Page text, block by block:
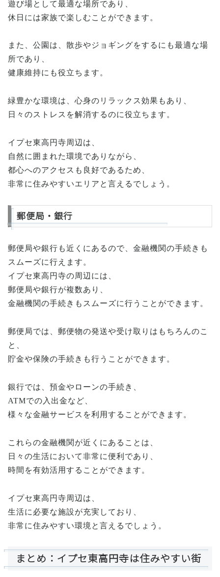
遊び場として最適な場所であり、
休日には家族で楽しむことができます。
また、公園は、散歩やジョギングをするにも最適な場
所であり、
健康維持にも役立ちます。
緑豊かな環境は、心身のリラックス効果もあり、
日々のストレスを解消するのに役立ちます。
イプセ東高円寺周辺は、
自然に囲まれた環境でありながら、
都心へのアクセスも良好であるため、
非常に住みやすいエリアと言えるでしょう。
郵便局・銀行
郵便局や銀行も近くにあるので、金融機関の手続きも
スムーズに行えます。
イプセ東高円寺の周辺には、
郵便局や銀行が複数あり、
金融機関の手続きもスムーズに行うことができます。
郵便局では、郵便物の発送や受け取りはもちろんのこ
と、
貯金や保険の手続きも行うことができます。
銀行では、預金やローンの手続き、
ATMでの入出金など、
様々な金融サービスを利用することができます。
これらの金融機関が近くにあることは、
日々の生活において非常に便利であり、
時間を有効活用することができます。
イプセ東高円寺周辺は、
生活に必要な施設が充実しており、
非常に住みやすい環境と言えるでしょう。
まとめ：イプセ東高円寺は住みやすい街